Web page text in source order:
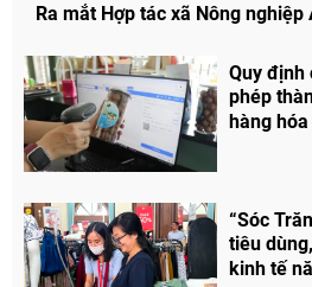
Ra mắt Hợp tác xã Nông nghiệp
Quy định
phép
hàng hóa
“Sóc
tiêu
kinh tế